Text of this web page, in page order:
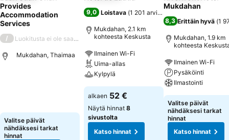
Provides
Accommodation
Services
/ Luokitusta ei ole saatavilla
Mukdahan, Thaimaa
Valitse päivät
nähdäksesi tarkat
hinnat
9,0 Loistava (1 201 arviota
Mukdahan, 2.1 km
kohteesta Keskusta
Ilmainen Wi-Fi
Uima-allas
Kylpylä
alkaen 52 €
Näytä hinnat 8
sivustolta
Katso hinnat
Mukdahan
8,3 Erittäin hyvä (1
Mukdahan, 1.9 km
kohteesta
Ilmainen Wi-Fi
Pysäköinti
Ilmastointi
Valitse päivät
nähdäksesi tarkat
hinnat
Katso hinnat